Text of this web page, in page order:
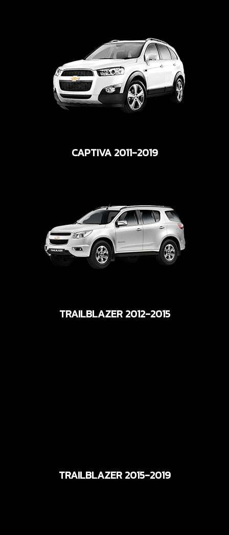
CAPTIVA 2011-2019
TRAILBLAZER 2012-2015
TRAILBLAZER 2015-2019